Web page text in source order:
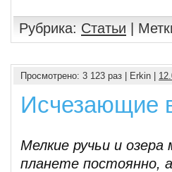
Рубрика: Статьи |
Просмотрено: 3 123 раз | Erkin |
Исчезающие
Мелкие ручьи и
планете постоянно,